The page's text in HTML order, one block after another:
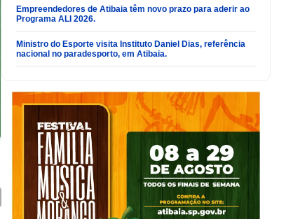
Empreendedores de Atibaia têm novo prazo para aderir ao
Programa ALI 2026.
Ministro do Esporte visita Instituto Daniel Dias, referência
nacional no paradesporto, em Atibaia.